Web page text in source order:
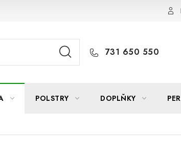
ochrany osobních údajů
731 650 550
POLSTRY DOPLŇKY